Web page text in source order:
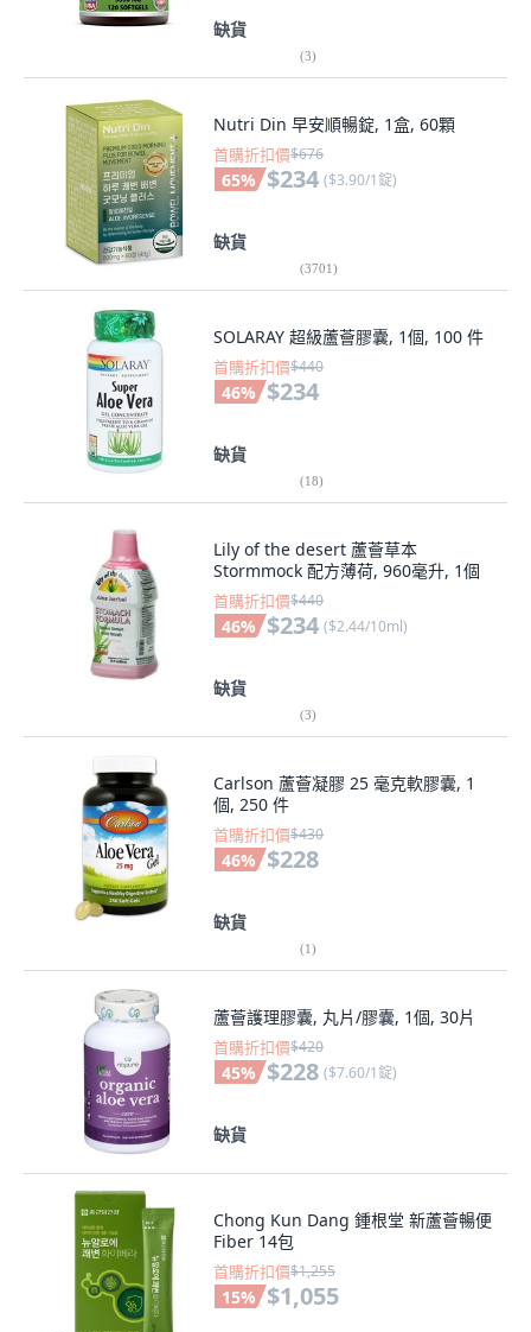
缺貨
(3)
Nutri Din 早安順暢錠, 1盒, 60顆
首購折扣價$676
65% $234 ($3.90/1錠)
缺貨
(3701)
SOLARAY 超級蘆薈膠囊, 1個, 100 件
首購折扣價$440
46% $234
缺貨
(18)
Lily of the desert 蘆薈草本
Stormmock 配方薄荷, 960毫升, 1個
首購折扣價$440
46% $234 ($2.44/10ml)
缺貨
(3)
Carlson 蘆薈凝膠 25 毫克軟膠囊, 1
個, 250 件
首購折扣價$430
46% $228
缺貨
(1)
蘆薈護理膠囊, 丸片/膠囊, 1個, 30片
首購折扣價$420
45% $228 ($7.60/1錠)
缺貨
Chong Kun Dang 鍾根堂 新蘆薈暢便
Fiber 14包
首購折扣價$1,255
15% $1,055